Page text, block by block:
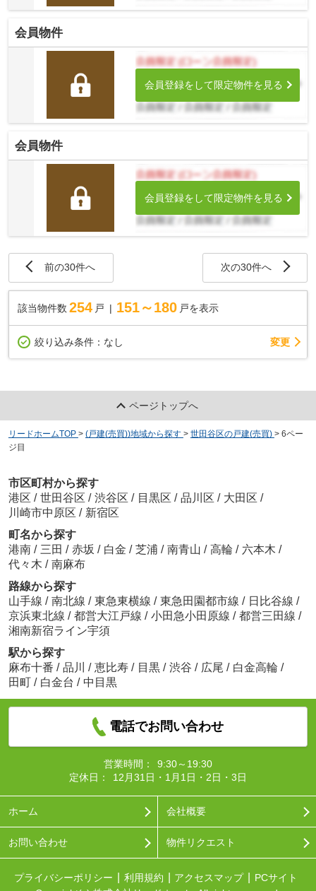
会員物件
会員登録をして限定物件を見る
会員物件
会員登録をして限定物件を見る
前の30件へ 次の30件へ
該当物件数 254 戸 151～180 戸を表示
絞り込み条件： なし 変更
ページトップへ
リードホームTOP > (戸建(売買))地域から探す > 世田谷区の戸建(売買) > 6ペー
ジ目
市区町村から探す
港区 / 世田谷区 / 渋谷区 / 目黒区 / 品川区 / 大田区 /
川崎市中原区 / 新宿区
町名から探す
港南 / 三田 / 赤坂 / 白金 / 芝浦 / 南青山 / 高輪 / 六本木 /
代々木 / 南麻布
路線から探す
山手線 / 南北線 / 東急東横線 / 東急田園都市線 / 日比谷線 /
京浜東北線 / 都営大江戸線 / 小田急小田原線 / 都営三田線 /
湘南新宿ライン宇須
駅から探す
麻布十番 / 品川 / 恵比寿 / 目黒 / 渋谷 / 広尾 / 白金高輪 /
田町 / 白金台 / 中目黒
電話でお問い合わせ
営業時間：
9:30～19:30
定休日：
12月31日・1月1日・2日・3日
ホーム 会社概要
お問い合わせ 物件リクエスト
プライバシーポリシー 利用規約 アクセスマップ
PCサイト